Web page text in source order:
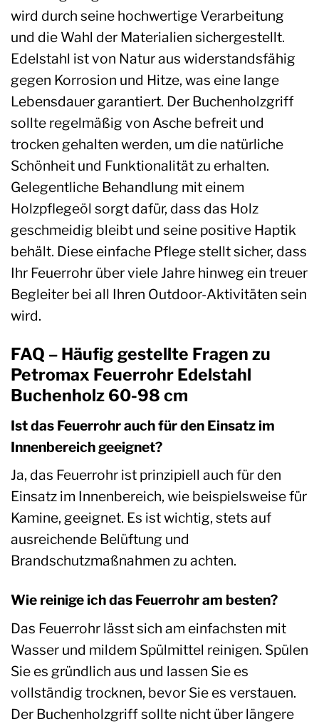
wird durch seine hochwertige Verarbeitung
und die Wahl der Materialien sichergestellt.
Edelstahl ist von Natur aus widerstandsfähig
gegen Korrosion und Hitze, was eine lange
Lebensdauer garantiert. Der Buchenholzgriff
sollte regelmäßig von Asche befreit und
trocken gehalten werden, um die natürliche
Schönheit und Funktionalität zu erhalten.
Gelegentliche Behandlung mit einem
Holzpflegeöl sorgt dafür, dass das Holz
geschmeidig bleibt und seine positive Haptik
behält. Diese einfache Pflege stellt sicher, dass
Ihr Feuerrohr über viele Jahre hinweg ein treuer
Begleiter bei all Ihren Outdoor-Aktivitäten sein
wird.
FAQ – Häufig gestellte Fragen zu
Petromax Feuerrohr Edelstahl
Buchenholz 60-98 cm
Ist das Feuerrohr auch für den Einsatz im
Innenbereich geeignet?
Ja, das Feuerrohr ist prinzipiell auch für den
Einsatz im Innenbereich, wie beispielsweise für
Kamine, geeignet. Es ist wichtig, stets auf
ausreichende Belüftung und
Brandschutzmaßnahmen zu achten.
Wie reinige ich das Feuerrohr am besten?
Das Feuerrohr lässt sich am einfachsten mit
Wasser und mildem Spülmittel reinigen. Spülen
Sie es gründlich aus und lassen Sie es
vollständig trocknen, bevor Sie es verstauen.
Der Buchenholzgriff sollte nicht über längere